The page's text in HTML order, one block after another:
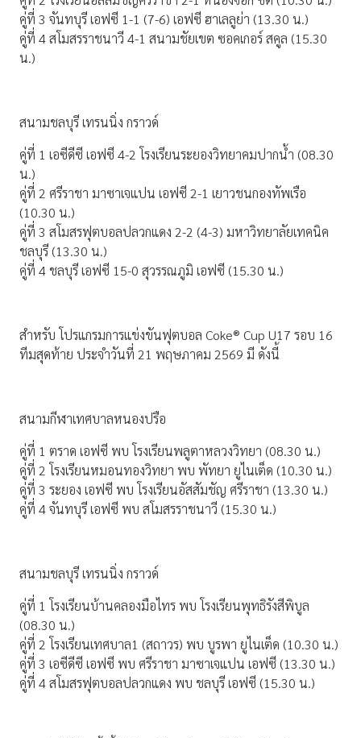
คู่ที่ 3 จันทบุรี เอฟซี 1-1 (7-6) เอฟซี ฮาเลลูย่า (13.30 น.)
คู่ที่ 4 สโมสรราชนาวี 4-1 สนามชัยเขต ซอคเกอร์ สคูล (15.30
น.)
สนามชลบุรี เทรนนิ่ง กราวด์
คู่ที่ 1 เอซีดีซี เอฟซี 4-2 โรงเรียนระยองวิทยาคมปากน้ำ (08.30
น.)
คู่ที่ 2 ศรีราชา มาซาเจแปน เอฟซี 2-1 เยาวชนกองทัพเรือ
(10.30 น.)
คู่ที่ 3 สโมสรฟุตบอลปลวกแดง 2-2 (4-3) มหาวิทยาลัยเทคนิค
ชลบุรี (13.30 น.)
คู่ที่ 4 ชลบุรี เอฟซี 15-0 สุวรรณภูมิ เอฟซี (15.30 น.)
สำหรับ โปรแกรมการแข่งขันฟุตบอล Coke® Cup U17 รอบ 16
ทีมสุดท้าย ประจำวันที่ 21 พฤษภาคม 2569 มี ดังนี้
สนามกีฬาเทศบาลหนองปรือ
คู่ที่ 1 ตราด เอฟซี พบ โรงเรียนพลูตาหลวงวิทยา (08.30 น.)
คู่ที่ 2 โรงเรียนหมอนทองวิทยา พบ พัทยา ยูไนเต็ด (10.30 น.)
คู่ที่ 3 ระยอง เอฟซี พบ โรงเรียนอัสสัมชัญ ศรีราชา (13.30 น.)
คู่ที่ 4 จันทบุรี เอฟซี พบ สโมสรราชนาวี (15.30 น.)
สนามชลบุรี เทรนนิ่ง กราวด์
คู่ที่ 1 โรงเรียนบ้านคลองมือไทร พบ โรงเรียนพุทธิรังสีพิบูล
(08.30 น.)
คู่ที่ 2 โรงเรียนเทศบาล1 (สถาวร) พบ บูรพา ยูไนเต็ด (10.30 น.)
คู่ที่ 3 เอซีดีซี เอฟซี พบ ศรีราชา มาซาเจแปน เอฟซี (13.30 น.)
คู่ที่ 4 สโมสรฟุตบอลปลวกแดง พบ ชลบุรี เอฟซี (15.30 น.)